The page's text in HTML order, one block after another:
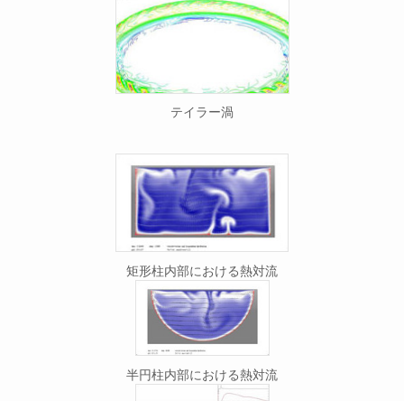
テイラー渦
矩形柱内部における熱対流
半円柱内部における熱対流